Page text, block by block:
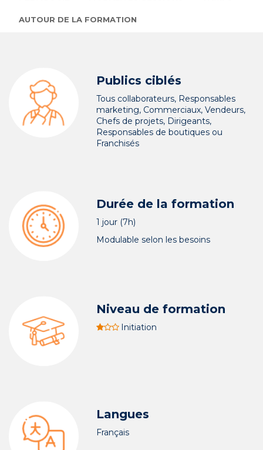
AUTOUR DE LA FORMATION
Publics ciblés
Tous collaborateurs, Responsables
marketing, Commerciaux, Vendeurs,
Chefs de projets, Dirigeants,
Responsables de boutiques ou
Franchisés
Durée de la formation
1 jour (7h)
Modulable selon les besoins
Niveau de formation
Initiation
Langues
Français